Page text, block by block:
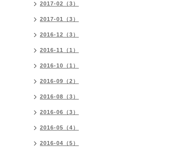
2017-02（3）
2017-01（3）
2016-12（3）
2016-11（1）
2016-10（1）
2016-09（2）
2016-08（3）
2016-06（3）
2016-05（4）
2016-04（5）